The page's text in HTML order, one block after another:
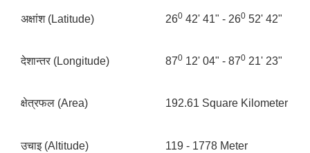
अक्षांश (Latitude) 260 42' 41" - 260 52' 42"
देशान्तर (Longitude) 870 12' 04" - 870 21' 23"
क्षेत्रफल (Area) 192.61 Square Kilometer
उचाइ (Altitude) 119 - 1778 Meter